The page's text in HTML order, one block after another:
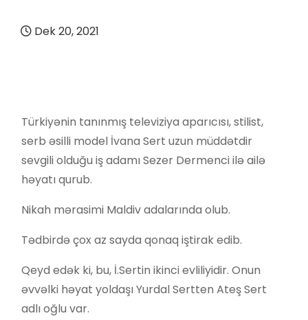
Dek 20, 2021
Türkiyənin tanınmış televiziya aparıcısı, stilist,
serb əsilli model İvana Sert uzun müddətdir
sevgili olduğu iş adamı Sezer Dermenci ilə ailə
həyatı qurub.
Nikah mərasimi Maldiv adalarında olub.
Tədbirdə çox az sayda qonaq iştirak edib.
Qeyd edək ki, bu, İ.Sertin ikinci evliliyidir. Onun
əvvəlki həyat yoldaşı Yurdal Sertten Ateş Sert
adlı oğlu var.